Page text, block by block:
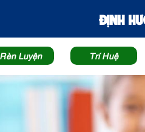
ĐỊNH
Rèn Luyện Trí Huệ